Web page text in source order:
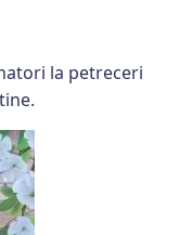
la petreceri